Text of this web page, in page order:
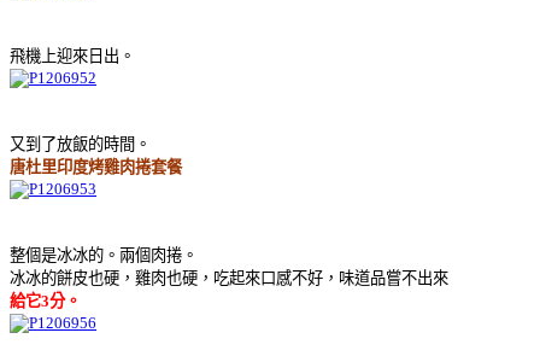
飛機上迎來日出。
又到了放飯的時間。
唐杜里印度烤雞肉捲套餐
整個是冰冰的。兩個肉捲。
冰冰的餅皮也硬，雞肉也硬，吃起來口感不好，味道品嘗不出來
給它3分。